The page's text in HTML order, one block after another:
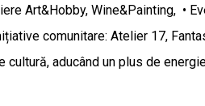
Art&Hobby, Wine&Painting, •
comunitare: Atelier 17,
aducând un plus de